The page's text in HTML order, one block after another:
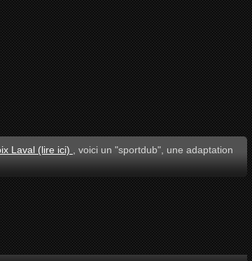
Laval (lire ici)
, voici un "sportdub", une adaptation